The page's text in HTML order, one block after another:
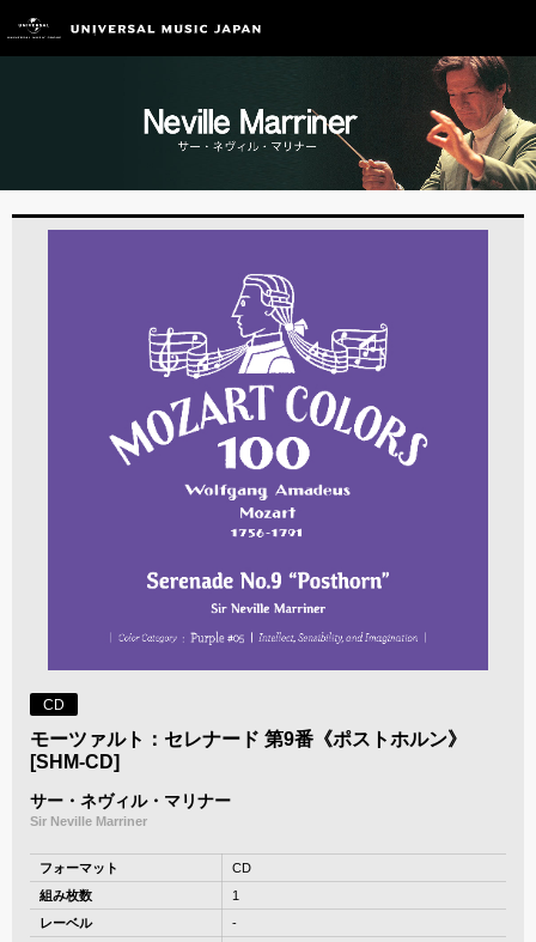
CD
モーツァルト：セレナード 第9番《ポストホルン》
[SHM-CD]
サー・ネヴィル・マリナー
Sir Neville Marriner
フォーマット
CD
組み枚数
1
レーベル
-